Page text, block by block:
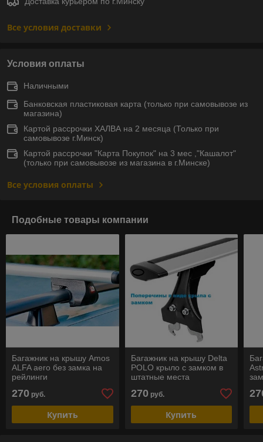
Все условия доставки
Условия оплаты
Наличными
Банковская пластиковая карта (только при самовывозе из
магазина)
Картой рассрочки ХАЛВА на 2 месяца (Только при
самовывозе г.Минск)
Картой рассрочки "Карта Покупок" на 3 мес ,"Кашалот"
(только при самовывозе из магазина в г.Минске)
Все условия оплаты
Подобные товары компании
Багажник на крышу Amos
ALFA aero без замка на
рейлинги
270 руб.
Купить
Багажник на крышу Delta
POLO крыло с замком в
штатные места
270 руб.
Купить